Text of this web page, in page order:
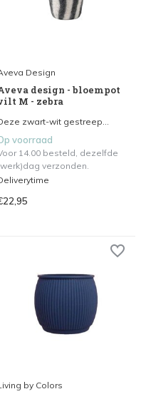
Design
design - bloempot
M - zebra
zwart-wit gestreep...
voorraad
14.00 besteld, dezelfde
verzonden.
by Colors